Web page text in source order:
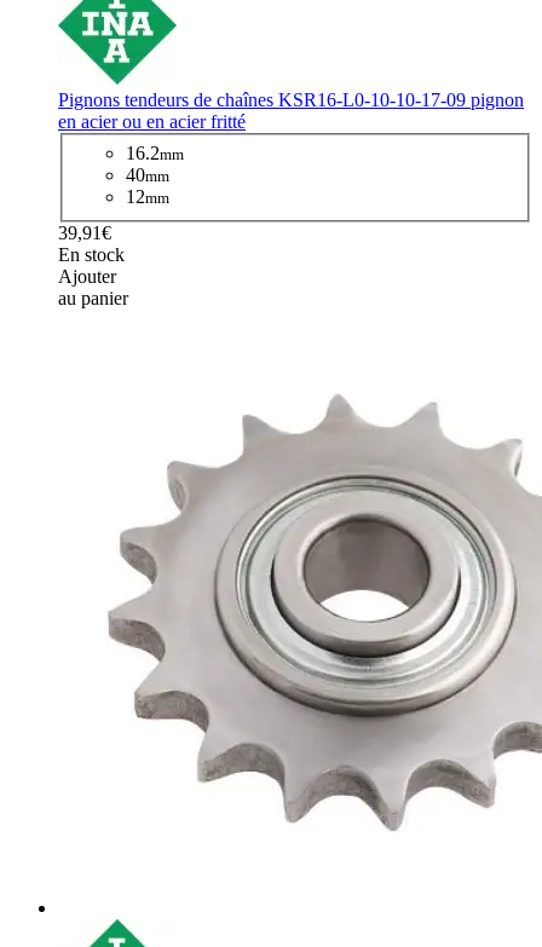
Pignons tendeurs de chaînes KSR16-L0-10-10-17-09 pignon
en acier ou en acier fritté
16.2mm
40mm
12mm
39,91€
En stock
Ajouter
au panier